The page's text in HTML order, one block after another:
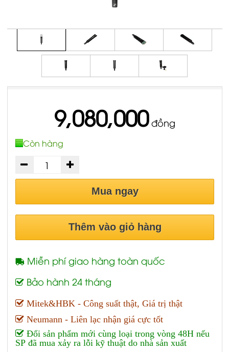
9,080,000đồng
Còn hàng
Mua ngay
Thêm vào giỏ hàng
Miễn phí giao hàng toàn quốc
Bảo hành 24 tháng
Mitek&HBK - Công suất thật, Giá trị thật
Neumann - Liên lạc nhận giá cực tốt
Đổi sản phẩm mới cùng loại trong vòng 48H nếu
SP đã mua xảy ra lỗi kỹ thuật do nhà sản xuất